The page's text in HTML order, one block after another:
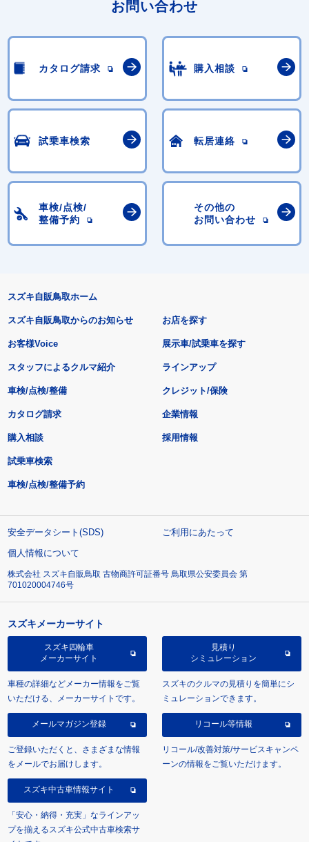
お問い合わせ
カタログ請求 購入相談
試乗車検索 転居連絡
車検/点検/
整備予約
その他の
お問い合わせ
スズキ自販鳥取ホーム
スズキ自販鳥取からのお知らせ
お客様Voice
スタッフによるクルマ紹介
お店を探す
展示車/試乗車を探す
ラインアップ
車検/点検/整備 クレジット/保険
カタログ請求
購入相談
試乗車検索
車検/点検/整備予約
企業情報
採用情報
安全データシート(SDS)
ご利用にあたって
個人情報について
株式会社 スズキ自販鳥取 古物商許可証番号 鳥取県公安委員会 第
701020004746号
スズキメーカーサイト
スズキ四輪車
メーカーサイト
車種の詳細などメーカー情報をご覧
いただける、メーカーサイトです。
見積り
シミュレーション
スズキのクルマの見積りを簡単にシ
ミュレーションできます。
メールマガジン登録
ご登録いただくと、さまざまな情報
をメールでお届けします。
リコール等情報
リコール/改善対策/サービスキャンペ
ーンの情報をご覧いただけます。
スズキ中古車情報サイト
「安心・納得・充実」なラインアッ
プを揃えるスズキ公式中古車検索サ